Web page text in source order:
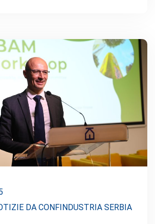
DA CONFINDUSTRIA SERBIA